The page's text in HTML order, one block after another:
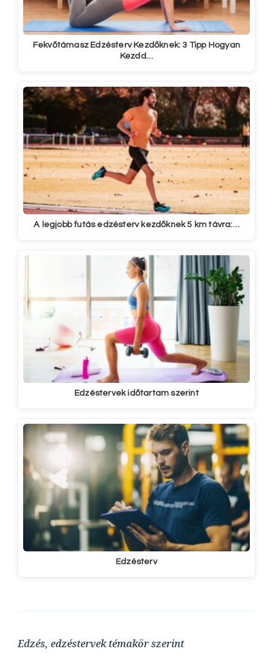
Fekvőtámasz Edzésterv Kezdőknek: 3 Tipp Hogyan
Kezdd…
A legjobb futás edzésterv kezdőknek 5 km távra:…
Edzéstervek időtartam szerint
Edzésterv
Edzés, edzéstervek témakör szerint